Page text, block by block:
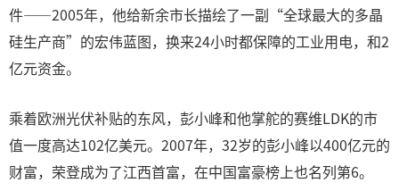
件——2005年，他给新余市长描绘了一副“全球最大的多晶
硅生产商”的宏伟蓝图，换来24小时都保障的工业用电，和2
亿元资金。
乘着欧洲光伏补贴的东风，彭小峰和他掌舵的赛维LDK的市
值一度高达102亿美元。2007年，32岁的彭小峰以400亿元的
财富，荣登成为了江西首富，在中国富豪榜上也名列第6。